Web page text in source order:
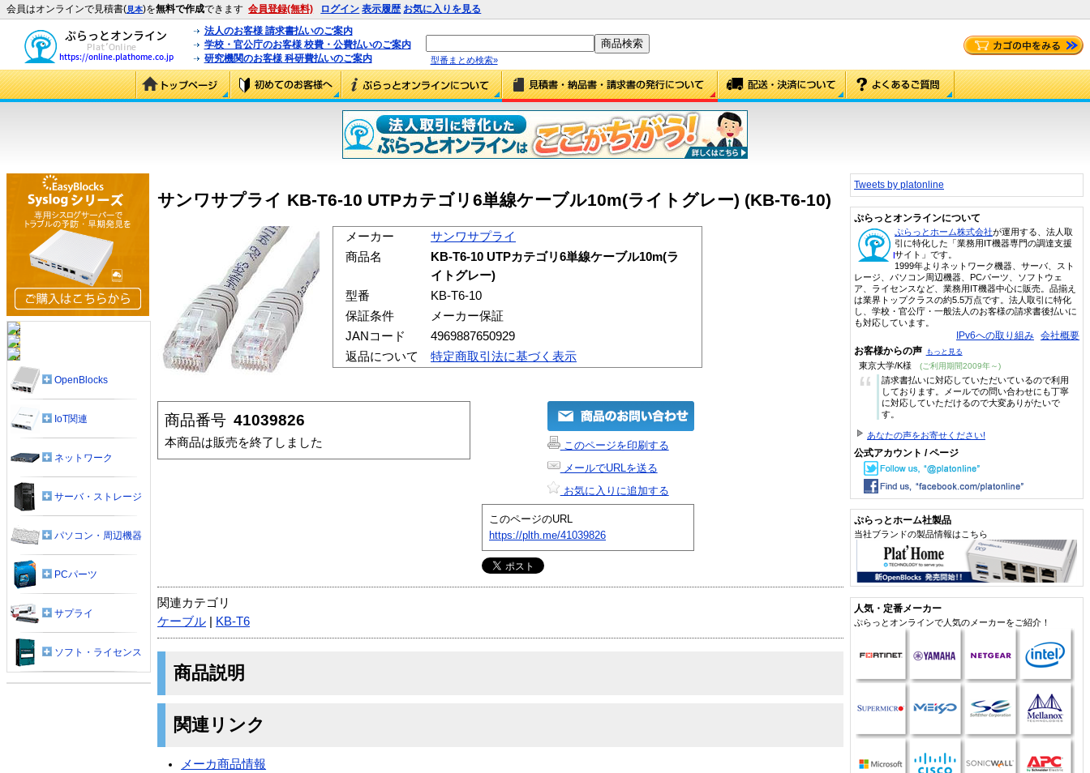
会員はオンラインで見積書(見本)を無料で作成できます 会員登録(無料) ログイン 表示履歴 お気に入りを見る
法人のお客様 請求書払いのご案内
学校・官公庁のお客様 校費・公費払いのご案内
研究機関のお客様 科研費払いのご案内
型番まとめ検索»
サンワサプライ KB-T6-10 UTPカテゴリ6単線ケーブル10m(ライトグレー) (KB-T6-10)
メーカー
サンワサプライ
商品名
KB-T6-10 UTPカテゴリ6単線ケーブル10m(ラ
イトグレー)
型番
KB-T6-10
保証条件
メーカー保証
JANコード
4969887650929
返品について
特定商取引法に基づく表示
商品番号 41039826
本商品は販売を終了しました
このページを印刷する
メールでURLを送る
お気に入りに追加する
このページのURL
https://plth.me/41039826
関連カテゴリ
ケーブル
KB-T6
商品説明
関連リンク
メーカ商品情報
OpenBlocks
IoT関連
ネットワーク
サーバ・ストレージ
パソコン・周辺機器
PCパーツ
サプライ
ソフト・ライセンス
Tweets by platonline
ぷらっとオンラインについて
ぷらっとホーム株式会社が運用する、法人取
引に特化した「業務用IT機器専門の調達支援
サイト」です。
1999年よりネットワーク機器、サーバ、スト
レージ、パソコン周辺機器、PCパーツ、ソフトウェ
ア、ライセンスなど、業務用IT機器中心に販売。品揃え
は業界トップクラスの約5.5万点です。法人取引に特化
し、学校・官公庁・一般法人のお客様の請求書後払いに
も対応しています。
IPv6への取り組み 会社概要
お客様からの声 もっと見る
東京大学/K様 (ご利用期間2009年～)
“
請求書払いに対応していただいているので利用
しております。メールでの問い合わせにも丁寧
に対応していただけるので大変ありがたいで
す。
あなたの声をお寄せください!
公式アカウント / ページ
ぷらっとホーム社製品
当社ブランドの製品情報はこちら
人気・定番メーカー
ぷらっとオンラインで人気のメーカーをご紹介！